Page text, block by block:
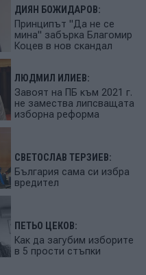
ДИЯН БОЖИДАРОВ:
Принципът "Да не се
мина" забърка Благомир
Коцев в нов скандал
ЛЮДМИЛ ИЛИЕВ:
Завоят на ПБ към 2021 г.
не замества липсващата
изборна реформа
СВЕТОСЛАВ ТЕРЗИЕВ:
България сама си избра
вредител
ПЕТЬО ЦЕКОВ:
Как да загубим изборите
в 5 прости стъпки